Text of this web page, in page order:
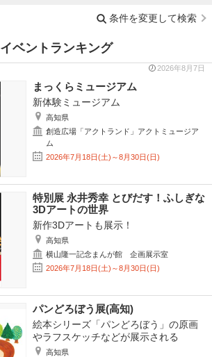
条件を変更して検索
イベントランキング
2026年8月7日
まっくらミュージアム
新体験ミュージアム
高知県
創造広場「アクトランド」アクトミュージア
ム
2026年7月18日(土)～8月30日(日)
特別展 永井秀幸 とびだす！ふしぎな
3Dアートの世界
新作3Dアートも展示！
高知県
横山隆一記念まんが館 企画展示室
2026年7月18日(土)～8月30日(日)
パンどろぼう展(高知)
絵本シリーズ「パンどろぼう」の原画
やラフスケッチなどが展示される
高知県